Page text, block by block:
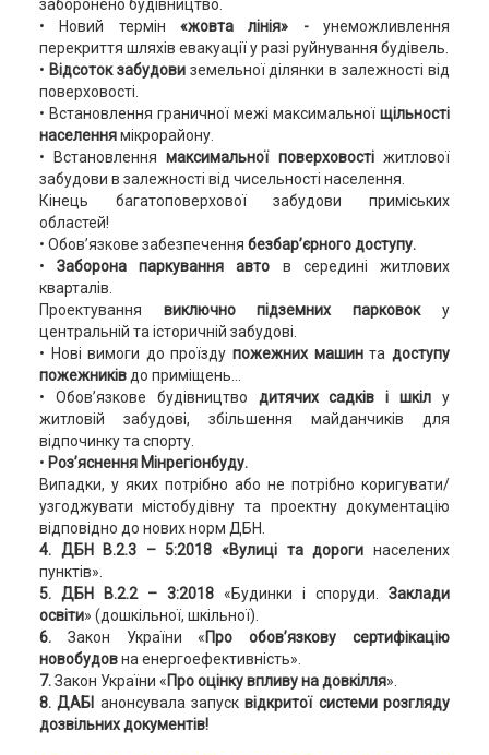
заборонено будівництво.
• Новий термін «жовта лінія» -унеможливлення
перекриття шляхів евакуації у разі руйнування будівель.
• Відсоток забудови земельної ділянки в залежності від
поверховості.
• Встановлення граничної межі максимальноїщільності
населеннямікрорайону.
• Встановленнямаксимальної поверховостіжитлової
забудови в залежності від чисельності населення.
Кінець багатоповерхової забудови приміських
областей!
• Обов’язкове забезпечення безбар’єрного доступу.
•Заборона паркування авто в середині житлових
кварталів.
Проектування виключно підземних парковоку
центральній та історичній забудові.
• Нові вимоги до проїздупожежних машинтадоступу
пожежниківдо приміщень...
• Обов’язкове будівництво дитячих садків і шкіл у
житловій забудові, збільшення майданчиків для
відпочинку та спорту.
• Роз’яснення Мінрегіонбуду.
Випадки, у яких потрібно або не потрібно коригувати/
узгоджувати містобудівну та проектну документацію
відповідно до нових норм ДБН.
4. ДБН В.2.3 – 5:2018 «Вулиці та дорогинаселених
пунктів».
5. ДБН В.2.2 – 3:2018«Будинки і споруди.
Заклади
освіти» (дошкільної, шкільної).
6. Закон України «Про обов’язкову сертифікацію
новобудовна енергоефективність».
7.Закон України «Про оцінку впливу на довкілля».
8. ДАБІ анонсувала запусквідкритої системи розгляду
дозвільних документів!